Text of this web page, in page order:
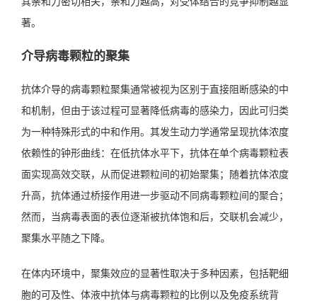
著。
介导病毒颗粒的聚集
抗体介导的病毒颗粒聚集通常被视为区别于直接阻断感染的中
和机制，但由于该过程可显著降低病毒的感染力，因此可归类
为一种特殊形式的中和作用。其发生动力学通常呈现抗体浓度
依赖性的钟形曲线：在低抗体水平下，抗体在单个病毒颗粒表
面实现高效交联，从而促进颗粒间的初始聚集；随着抗体浓度
升高，抗体通过桥接作用进一步驱动不同病毒颗粒间的聚合；
然而，当病毒表面的表位逐渐被抗体饱和后，交联机会减少，
聚集水平随之下降。
在体内环境中，聚集效应的显著性取决于多种因素，包括靶细
胞的可及性、体液中抗体与病毒颗粒的比例以及免疫系统背